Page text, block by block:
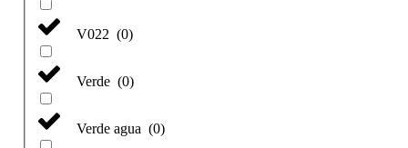
V022 (0)
Verde (0)
Verde agua (0)